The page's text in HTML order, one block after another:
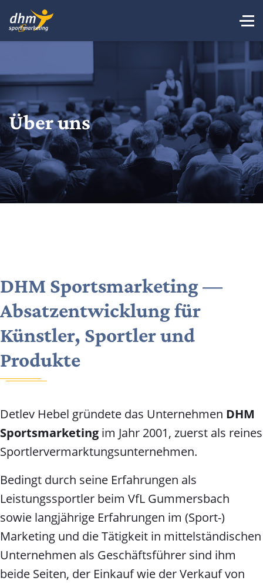
Über uns
DHM Sportsmarketing —
Absatzentwicklung für
Künstler, Sportler und
Produkte
Detlev Hebel gründete das Unternehmen DHM
Sportsmarketing im Jahr 2001, zuerst als reines
Sportlervermarktungsunternehmen.
Bedingt durch seine Erfahrungen als
Leistungssportler beim VfL Gummersbach
sowie langjährige Erfahrungen im (Sport-)
Marketing und die Tätigkeit in mittelständischen
Unternehmen als Geschäftsführer sind ihm
beide Seiten, der Einkauf wie der Verkauf von